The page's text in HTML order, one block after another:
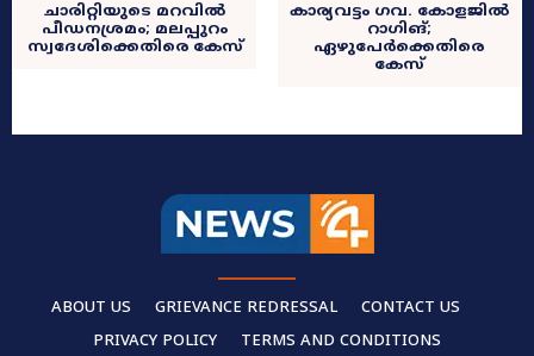
ചാരിറ്റിയുടെ മറവിൽ
പീഡനശ്രമം; മലപ്പുറം
സ്വദേശിക്കെതിരെ കേസ്
കാര്യവട്ടം ഗവ. കോളജില്‍
റാഗിങ്;
ഏഴുപേര്‍ക്കെതിരെ
കേസ്
ABOUT US GRIEVANCE REDRESSAL
CONTACT US
PRIVACY POLICY
TERMS AND CONDITIONS